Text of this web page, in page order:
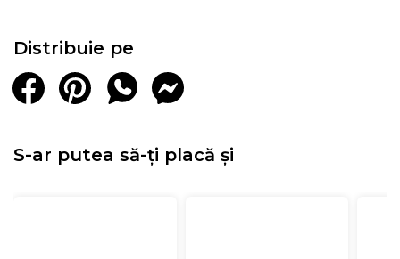
Distribuie pe
S-ar putea să-ți placă și